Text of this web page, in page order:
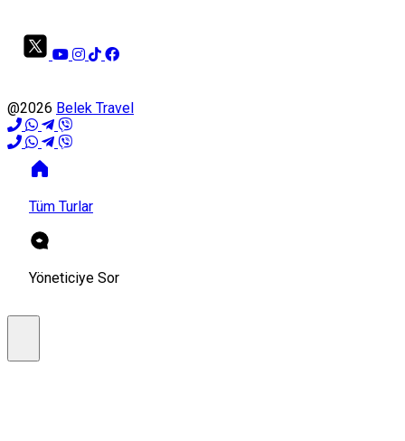
@2026 Belek Travel
Tüm Turlar
Yöneticiye Sor